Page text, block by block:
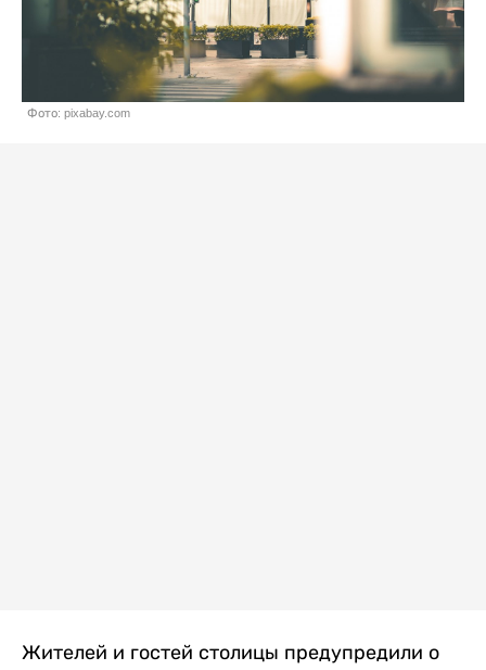
Фото: pixabay.com
Жителей и гостей столицы предупредили о